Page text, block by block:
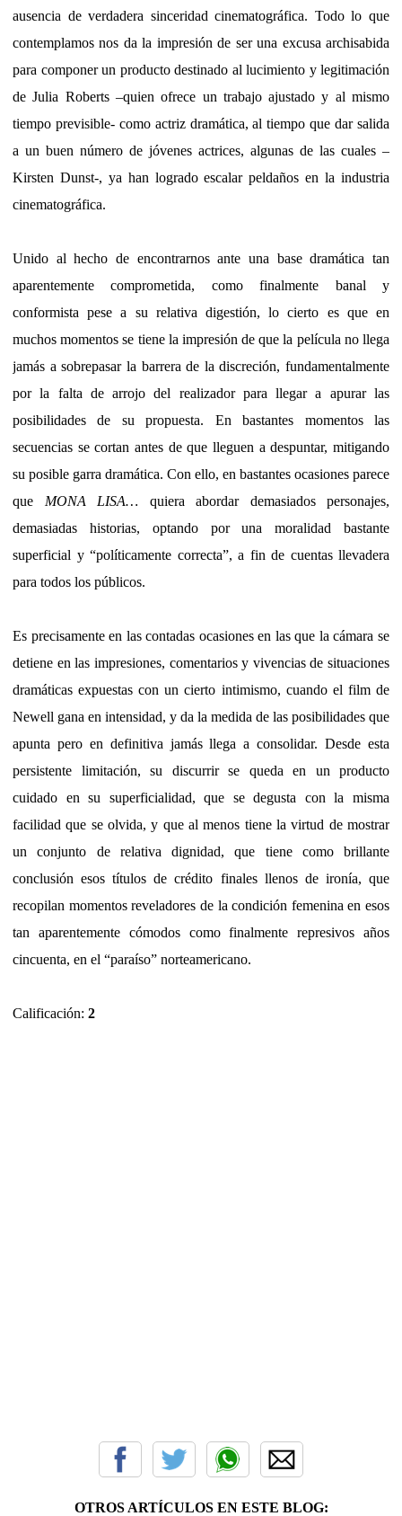
ausencia de verdadera sinceridad cinematográfica. Todo lo que
contemplamos nos da la impresión de ser una excusa archisabida
para componer un producto destinado al lucimiento y legitimación
de Julia Roberts –quien ofrece un trabajo ajustado y al mismo
tiempo previsible- como actriz dramática, al tiempo que dar salida
a un buen número de jóvenes actrices, algunas de las cuales –
Kirsten Dunst-, ya han logrado escalar peldaños en la industria
cinematográfica.
Unido al hecho de encontrarnos ante una base dramática tan
aparentemente comprometida, como finalmente banal y
conformista pese a su relativa digestión, lo cierto es que en
muchos momentos se tiene la impresión de que la película no llega
jamás a sobrepasar la barrera de la discreción, fundamentalmente
por la falta de arrojo del realizador para llegar a apurar las
posibilidades de su propuesta. En bastantes momentos las
secuencias se cortan antes de que lleguen a despuntar, mitigando
su posible garra dramática. Con ello, en bastantes ocasiones parece
que MONA LISA… quiera abordar demasiados personajes,
demasiadas historias, optando por una moralidad bastante
superficial y “políticamente correcta”, a fin de cuentas llevadera
para todos los públicos.
Es precisamente en las contadas ocasiones en las que la cámara se
detiene en las impresiones, comentarios y vivencias de situaciones
dramáticas expuestas con un cierto intimismo, cuando el film de
Newell gana en intensidad, y da la medida de las posibilidades que
apunta pero en definitiva jamás llega a consolidar. Desde esta
persistente limitación, su discurrir se queda en un producto
cuidado en su superficialidad, que se degusta con la misma
facilidad que se olvida, y que al menos tiene la virtud de mostrar
un conjunto de relativa dignidad, que tiene como brillante
conclusión esos títulos de crédito finales llenos de ironía, que
recopilan momentos reveladores de la condición femenina en esos
tan aparentemente cómodos como finalmente represivos años
cincuenta, en el “paraíso” norteamericano.
Calificación: 2
OTROS ARTÍCULOS EN ESTE BLOG: